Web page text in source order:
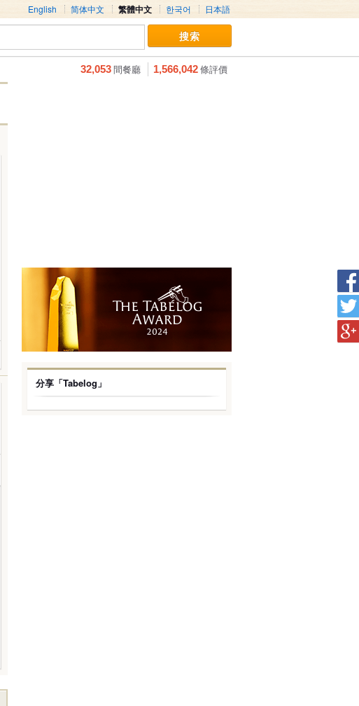
English 简体中文 繁體中文 한국어 日本語
32,053 間餐廳 1,566,042 條評價
分享「Tabelog」